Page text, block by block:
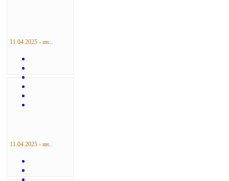
11.04.2025 - ин...
11.04.2025 - ин...